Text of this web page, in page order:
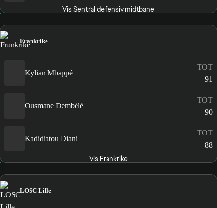
Vis Sentral defensiv midtbane
Frankrike
Kylian Mbappé
TOT
91
Ousmane Dembélé
TOT
90
Kadidiatou Diani
TOT
88
Vis Frankrike
LOSC Lille